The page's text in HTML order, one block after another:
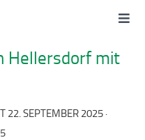
Hellersdorf mit
22. SEPTEMBER 2025 ·